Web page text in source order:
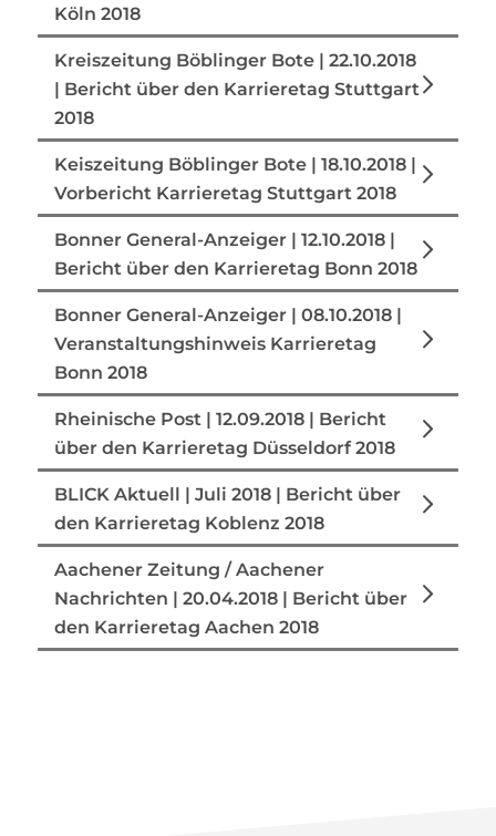
Köln 2018
Kreiszeitung Böblinger Bote | 22.10.2018
| Bericht über den Karrieretag Stuttgart
2018
Keiszeitung Böblinger Bote | 18.10.2018 |
Vorbericht Karrieretag Stuttgart 2018
Bonner General-Anzeiger | 12.10.2018 |
Bericht über den Karrieretag Bonn 2018
Bonner General-Anzeiger | 08.10.2018 |
Veranstaltungshinweis Karrieretag
Bonn 2018
Rheinische Post | 12.09.2018 | Bericht
über den Karrieretag Düsseldorf 2018
BLICK Aktuell | Juli 2018 | Bericht über
den Karrieretag Koblenz 2018
Aachener Zeitung / Aachener
Nachrichten | 20.04.2018 | Bericht über
den Karrieretag Aachen 2018